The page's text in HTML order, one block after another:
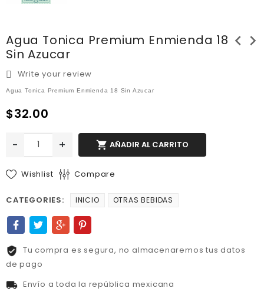
Agua Tonica Premium Enmienda 18
Sin Azucar
chevron_left chevron_right
Write your review
Agua Tonica Premium Enmienda 18 Sin Azucar
$32.00
- +  AÑADIR AL CARRITO
Wishlist Compare
CATEGORIES: INICIO OTRAS BEBIDAS
Tu compra es segura, no almacenaremos tus datos
de pago
Envío a toda la república mexicana